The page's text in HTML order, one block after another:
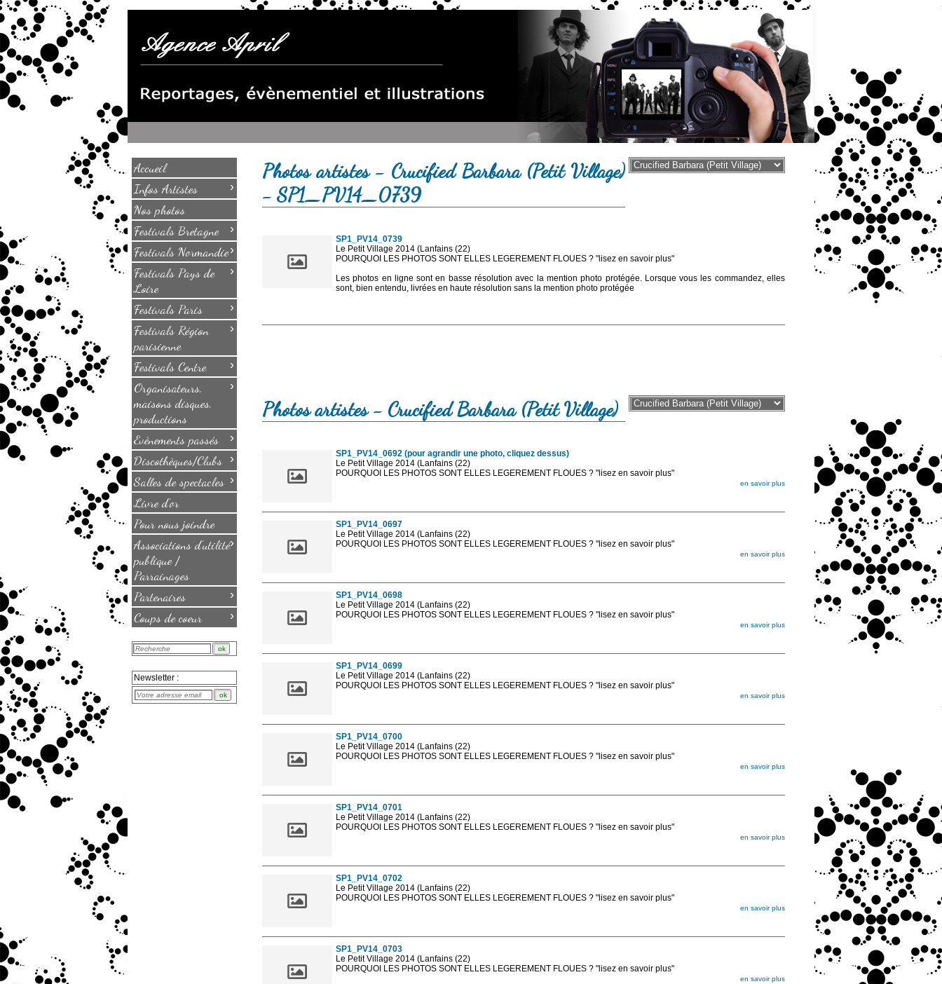
Accueil
Infos Artistes
›
Nos photos
Festivals Bretagne
›
Festivals Normandie›
Festivals Pays de
Loire
›
Festivals Paris ›
Festivals Région
parisienne
›
Festivals Centre ›
Organisateurs,
maisons disques,
productions
›
Evènements passés ›
Discothèques/Clubs ›
Salles de spectacles ›
Livre d'or
Pour nous joindre
Associations d'utilité
publique /
Parrainages
›
Partenaires ›
Coups de coeur ›
Newsletter :
Photos artistes - Crucified Barbara (Petit Village)
- SP1_PV14_0739
SP1_PV14_0739
Le Petit Village 2014 (Lanfains (22)
POURQUOI LES PHOTOS SONT ELLES LEGEREMENT FLOUES ? "lisez en savoir plus"
Les photos en ligne sont en basse résolution avec la mention photo protégée. Lorsque vous les commandez, elles
sont, bien entendu, livrées en haute résolution sans la mention photo protégée
Photos artistes - Crucified Barbara (Petit Village)
SP1_PV14_0692 (pour agrandir une photo, cliquez dessus)
Le Petit Village 2014 (Lanfains (22)
POURQUOI LES PHOTOS SONT ELLES LEGEREMENT FLOUES ? "lisez en savoir plus"
en savoir plus
SP1_PV14_0697
Le Petit Village 2014 (Lanfains (22)
POURQUOI LES PHOTOS SONT ELLES LEGEREMENT FLOUES ? "lisez en savoir plus"
en savoir plus
SP1_PV14_0698
Le Petit Village 2014 (Lanfains (22)
POURQUOI LES PHOTOS SONT ELLES LEGEREMENT FLOUES ? "lisez en savoir plus"
en savoir plus
SP1_PV14_0699
Le Petit Village 2014 (Lanfains (22)
POURQUOI LES PHOTOS SONT ELLES LEGEREMENT FLOUES ? "lisez en savoir plus"
en savoir plus
SP1_PV14_0700
Le Petit Village 2014 (Lanfains (22)
POURQUOI LES PHOTOS SONT ELLES LEGEREMENT FLOUES ? "lisez en savoir plus"
en savoir plus
SP1_PV14_0701
Le Petit Village 2014 (Lanfains (22)
POURQUOI LES PHOTOS SONT ELLES LEGEREMENT FLOUES ? "lisez en savoir plus"
en savoir plus
SP1_PV14_0702
Le Petit Village 2014 (Lanfains (22)
POURQUOI LES PHOTOS SONT ELLES LEGEREMENT FLOUES ? "lisez en savoir plus"
en savoir plus
SP1_PV14_0703
Le Petit Village 2014 (Lanfains (22)
POURQUOI LES PHOTOS SONT ELLES LEGEREMENT FLOUES ? "lisez en savoir plus"
en savoir plus